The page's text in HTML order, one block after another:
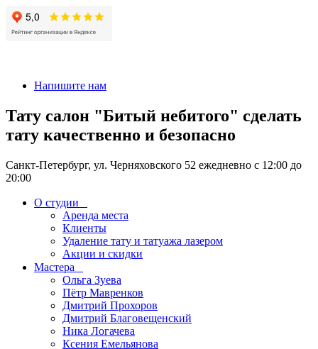
Напишите нам
Тату салон "Битый небитого" сделать
тату качественно и безопасно
Санкт-Петербург, ул. Черняховского 52 ежедневно с 12:00 до
20:00
О студии
Аренда места
Клиенты
Удаление тату и татуажа лазером
Акции и скидки
Мастера
Ольга Зуева
Пётр Мавренков
Дмитрий Прохоров
Дмитрий Благовещенский
Ника Логачева
Ксения Емельянова